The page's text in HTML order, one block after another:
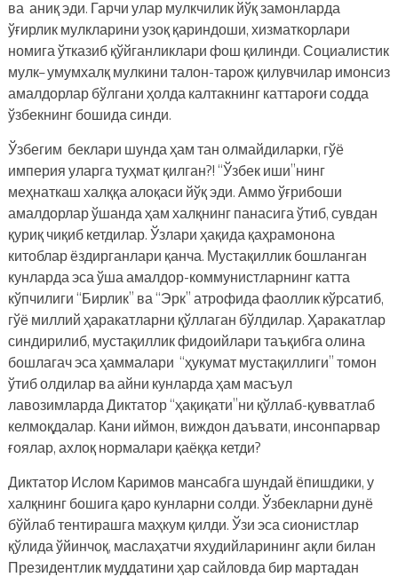
ва аниқ эди. Гарчи улар мулкчилик йўқ замонларда
ўғирлик мулкларини узоқ қариндоши, хизматкорлари
номига ўтказиб қўйганликлари фош қилинди. Социалистик
мулк– умумхалқ мулкини талон-тарож қилувчилар имонсиз
амалдорлар бўлгани ҳолда калтакнинг каттароғи содда
ўзбекнинг бошида синди.
Ўзбегим беклари шунда ҳам тан олмайдиларки, гўё
империя уларга туҳмат қилган?! “Ўзбек иши”нинг
меҳнаткаш халққа алоқаси йўқ эди. Аммо ўғрибоши
амалдорлар ўшанда ҳам халқнинг панасига ўтиб, сувдан
қуриқ чиқиб кетдилар. Ўзлари ҳақида қаҳрамонона
китоблар ёздирганлари қанча. Мустақиллик бошланган
кунларда эса ўша амалдор-коммунистларнинг катта
кўпчилиги “Бирлик” ва “Эрк” атрофида фаоллик кўрсатиб,
гўё миллий ҳаракатларни қўллаган бўлдилар. Ҳаракатлар
синдирилиб, мустақиллик фидоийлари таъқибга олина
бошлагач эса ҳаммалари “ҳукумат мустақиллиги” томон
ўтиб олдилар ва айни кунларда ҳам масъул
лавозимларда Диктатор “ҳақиқати”ни қўллаб-қувватлаб
келмоқдалар. Кани иймон, виждон даъвати, инсонпарвар
ғоялар, ахлоқ нормалари қаёққа кетди?
Диктатор Ислом Каримов мансабга шундай ёпишдики, у
халқнинг бошига қаро кунларни солди. Ўзбекларни дунё
бўйлаб тентирашга маҳкум қилди. Ўзи эса сионистлар
қўлида ўйинчоқ, маслаҳатчи яхудийларининг ақли билан
Президентлик муддатини ҳар сайловда бир мартадан